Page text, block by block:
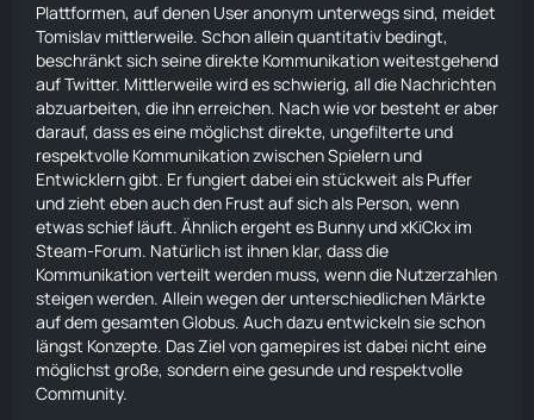
Plattformen, auf denen User anonym unterwegs sind, meidet
Tomislav mittlerweile. Schon allein quantitativ bedingt,
beschränkt sich seine direkte Kommunikation weitestgehend
auf Twitter. Mittlerweile wird es schwierig, all die Nachrichten
abzuarbeiten, die ihn erreichen. Nach wie vor besteht er aber
darauf, dass es eine möglichst direkte, ungefilterte und
respektvolle Kommunikation zwischen Spielern und
Entwicklern gibt. Er fungiert dabei ein stückweit als Puffer
und zieht eben auch den Frust auf sich als Person, wenn
etwas schief läuft. Ähnlich ergeht es Bunny und xKiCkx im
Steam-Forum. Natürlich ist ihnen klar, dass die
Kommunikation verteilt werden muss, wenn die Nutzerzahlen
steigen werden. Allein wegen der unterschiedlichen Märkte
auf dem gesamten Globus. Auch dazu entwickeln sie schon
längst Konzepte. Das Ziel von gamepires ist dabei nicht eine
möglichst große, sondern eine gesunde und respektvolle
Community.